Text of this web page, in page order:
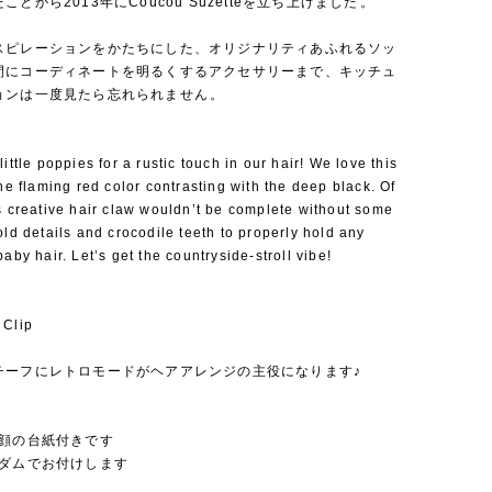
ピレーションをかたちにした、オリジナリティあふれるソッ
にコーディネートを明るくするアクセサリーまで、キッチュ
は一度見たら忘れられません⁡。
poppies for a rustic touch in our hair! We love this
flaming red color contrasting with the deep black. Of
creative hair claw wouldn’t be complete without some
details and crocodile teeth to properly hold any
hair. Let’s get the countryside-stroll vibe!
Clip
ーフにレトロモードがヘアアレンジの主役になります♪
の台紙付きです
ムでお付けします